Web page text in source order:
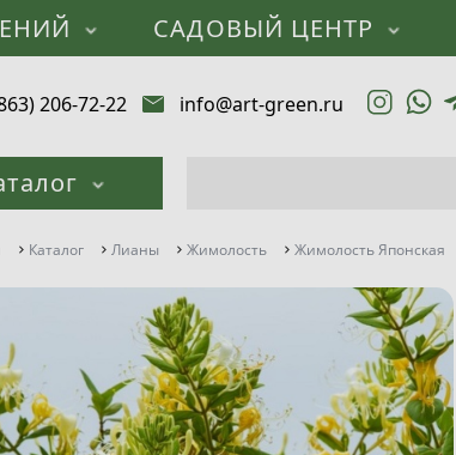
САДОВЫЙ ЦЕНТР
206-72-22 info@art-green.ru
Каталог Лианы Жимолость Жимолость Японская